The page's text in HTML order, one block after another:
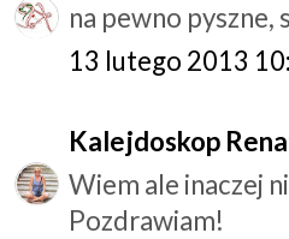
na pewno pyszne,
13 lutego 2013
Kalejdoskop
Wiem ale inaczej
Pozdrawiam!